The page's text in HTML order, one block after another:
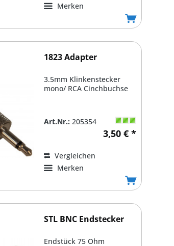
Merken
1823 Adapter
3.5mm Klinkenstecker
mono/ RCA Cinchbuchse
Art.Nr.: 205354
3,50 € *
Vergleichen
Merken
STL BNC Endstecker
Endstück 75 Ohm